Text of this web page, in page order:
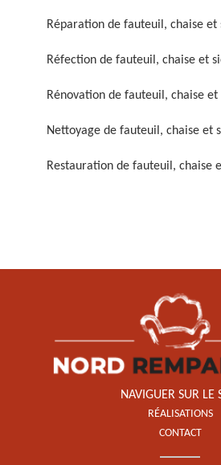
Rénovation de fauteuil,
Réparation de fauteuil, chaise et
Réfection de fauteuil, chaise et
Rénovation de fauteuil, chaise et
Nettoyage de fauteuil, chaise et
Restauration de fauteuil, chaise
NAVIGUER SUR LE
RÉALISATIONS
CONTACT